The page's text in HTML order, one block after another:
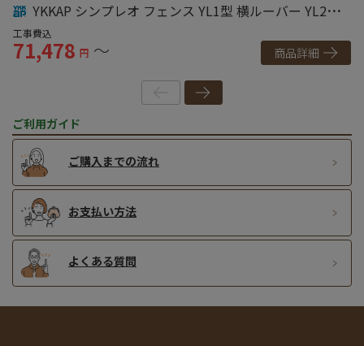
YKKAP シンプレオ フェンス YL1型 横ルーバー YL2型
採光ルーバー 高尺タイプ対応
工事費込
71,478 円 ～ 商品詳細
ご利用ガイド
ご購入までの流れ
お支払い方法
よくある質問